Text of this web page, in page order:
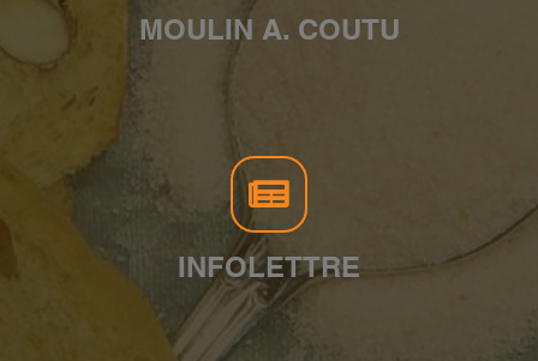
MOULIN A. COUTU
INFOLETTRE